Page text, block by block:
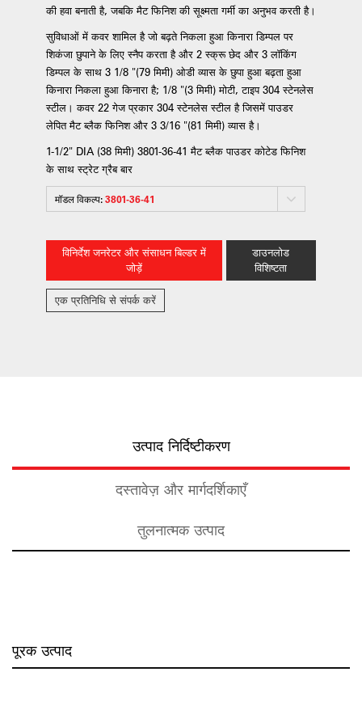
की हवा बनाती है, जबकि मैट फिनिश की सूक्ष्मता गर्मी का अनुभव करती है।
सुविधाओं में कवर शामिल है जो बढ़ते निकला हुआ किनारा डिम्पल पर
शिकंजा छुपाने के लिए स्नैप करता है और 2 स्क्रू छेद और 3 लॉकिंग
डिम्पल के साथ 3 1/8 "(79 मिमी) ओडी व्यास के छुपा हुआ बढ़ता हुआ
किनारा निकला हुआ किनारा है; 1/8 "(3 मिमी) मोटी, टाइप 304 स्टेनलेस
स्टील। कवर 22 गेज प्रकार 304 स्टेनलेस स्टील है जिसमें पाउडर
लेपित मैट ब्लैक फिनिश और 3 3/16 "(81 मिमी) व्यास है।
1-1/2" DIA (38 मिमी) 3801-36-41 मैट ब्लैक पाउडर कोटेड फिनिश
के साथ स्ट्रेट ग्रैब बार
मॉडल विकल्प:3801-36-41
विनिर्देश जनरेटर और संसाधन बिल्डर में
जोड़ें
डाउनलोड
विशिष्टता
एक प्रतिनिधि से संपर्क करें
उत्पाद निर्दिष्टीकरण
दस्तावेज़ और मार्गदर्शिकाएँ
तुलनात्मक उत्पाद
पूरक उत्पाद